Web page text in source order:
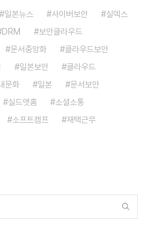
일본뉴스 사이버보안
실덱스
DRM
보안클라우드
문서중앙화
클라우드보안
일본보안
클라우드
문화 일본
문서보안
실드앳홈
소셜소통
소프트캠프 재택근무